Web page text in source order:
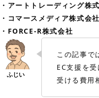
・アートトレーディング株
・コマースメディア株式会社
・FORCE-R株式会社
この記事で
EC支援を
受ける費用